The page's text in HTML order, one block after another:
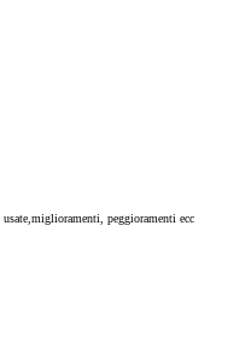
peggioramenti ecc